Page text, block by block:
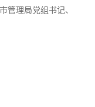
管理局党组书记、